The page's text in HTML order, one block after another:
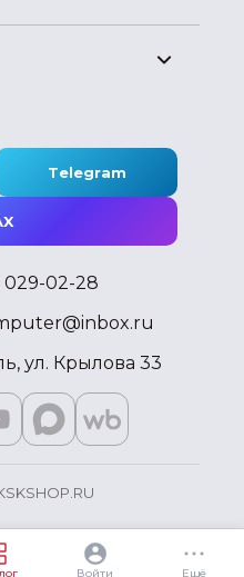
Войти Ещё
Telegram
029-02-28
ул. Крылова 33